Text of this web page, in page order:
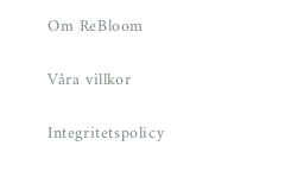
Om ReBloom
Våra villkor
Integritetspolicy